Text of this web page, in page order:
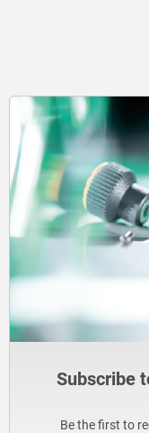
Subscribe
Be the first to